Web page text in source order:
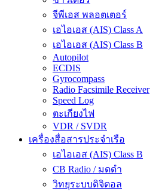
จีพีเอส พลอตเตอร์
เอไอเอส (AIS) Class A
เอไอเอส (AIS) Class B
Autopilot
ECDIS
Gyrocompass
Radio Facsimile Receiver
Speed Log
ตะเกียงไฟ
VDR / SVDR
เครื่องสื่อสารประจำเรือ
เอไอเอส (AIS) Class B
CB Radio / มดดำ
วิทยุระบบดิจิตอล